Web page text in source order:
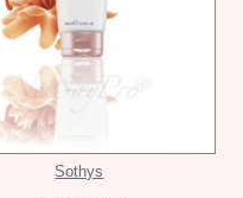
Sothys